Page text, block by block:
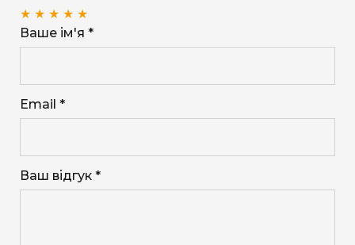
★ ★ ★ ★ ★
Ваше ім'я *
Email *
Ваш відгук *